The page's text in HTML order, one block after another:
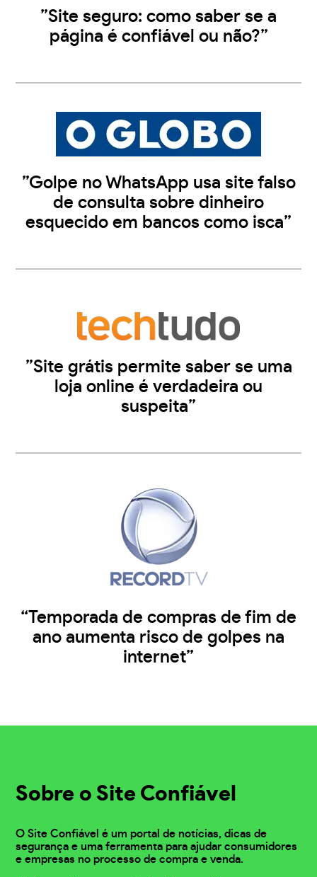
”Site seguro: como saber se a
página é confiável ou não?”
”Golpe no WhatsApp usa site falso
de consulta sobre dinheiro
esquecido em bancos como isca”
”Site grátis permite saber se uma
loja online é verdadeira ou
suspeita”
“Temporada de compras de fim de
ano aumenta risco de golpes na
internet”
Sobre o Site Confiável
O Site Confiável é um portal de notícias, dicas de
segurança e uma ferramenta para ajudar consumidores
e empresas no processo de compra e venda.